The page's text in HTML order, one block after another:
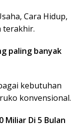
Cara Hidup,
terakhir.
paling banyak
kebutuhan
konvensional.
Miliar Di 5 Bulan